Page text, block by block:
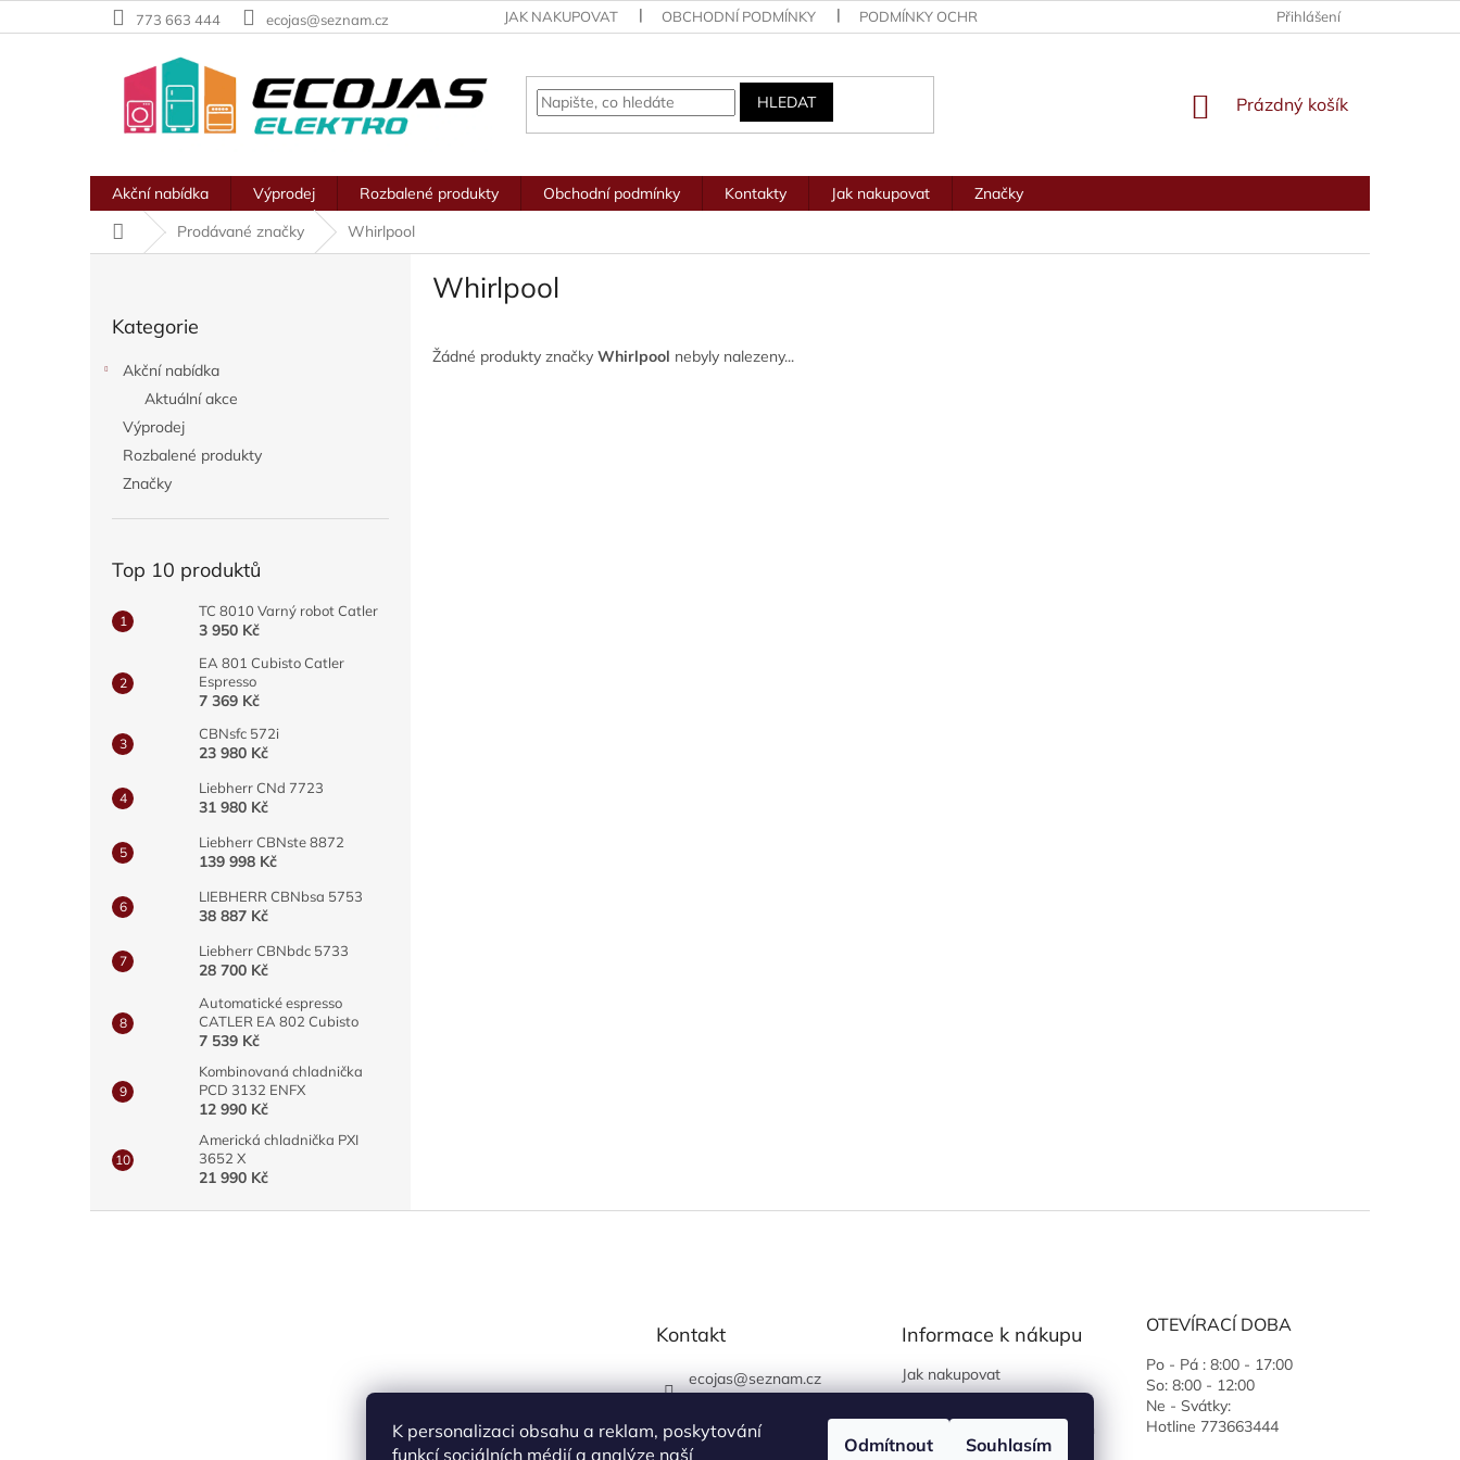
K personalizaci obsahu a reklam, poskytování
funkcí sociálních médií a analýze naší
Odmítnout Souhlasím
na
773 663 444 ecojas@seznam.cz JAK NAKUPOVAT OBCHODNÍ PODMÍNKY PODMÍNKY OCHRANY OSOBNÍCH ÚDAJŮ Přihlášení
HLEDAT
NÁKUPNÍ
Prázdný košík
Akční nabídka Výprodej Rozbalené produkty Obchodní podmínky Kontakty Jak nakupovat
Značky
Domů
Prodávané značky Whirlpool
kategorie
Kategorie
Akční nabídka
Aktuální akce
Výprodej
Rozbalené produkty
Značky
Top 10 produktů
TC 8010 Varný robot Catler
3 950 Kč
EA 801 Cubisto Catler
Espresso
7 369 Kč
CBNsfc 572i
23 980 Kč
Liebherr CNd 7723
31 980 Kč
Liebherr CBNste 8872
139 998 Kč
LIEBHERR CBNbsa 5753
38 887 Kč
Liebherr CBNbdc 5733
28 700 Kč
Automatické espresso
CATLER EA 802 Cubisto
7 539 Kč
Kombinovaná chladnička
PCD 3132 ENFX
12 990 Kč
Americká chladnička PXI
3652 X
21 990 Kč
Whirlpool
Žádné produkty značky Whirlpool nebyly nalezeny...
Kontakt
ecojas@seznam.cz
730 444 400 (prodejna
Informace k nákupu
Jak nakupovat
Podmínky ochrany osobních
údajů
OTEVÍRACÍ DOBA
Po - Pá : 8:00 - 17:00
So: 8:00 - 12:00
Ne - Svátky:
Hotline 773663444